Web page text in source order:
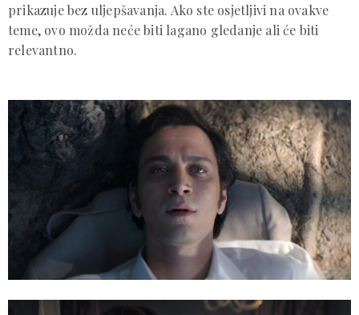
prikazuje bez uljepšavanja. Ako ste osjetljivi na ovakve
teme, ovo možda neće biti lagano gledanje ali će biti
relevantno.